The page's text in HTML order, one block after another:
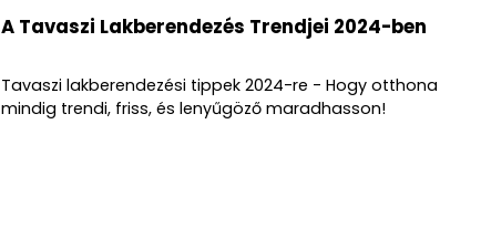
A Tavaszi Lakberendezés Trendjei 2024-ben
Tavaszi lakberendezési tippek 2024-re - Hogy otthona
mindig trendi, friss, és lenyűgöző maradhasson!